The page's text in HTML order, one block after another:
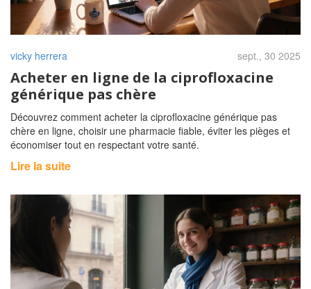
vicky herrera sept., 30 2025
Acheter en ligne de la ciprofloxacine
générique pas chère
Découvrez comment acheter la ciprofloxacine générique pas
chère en ligne, choisir une pharmacie fiable, éviter les pièges et
économiser tout en respectant votre santé.
Lire la suite